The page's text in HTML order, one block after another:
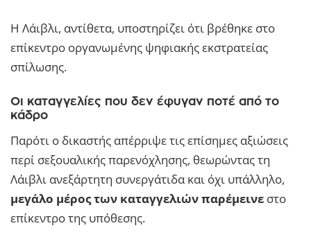
Η Λάιβλι, αντίθετα, υποστηρίζει ότι βρέθηκε στο
επίκεντρο οργανωμένης ψηφιακής εκστρατείας
σπίλωσης.
Οι καταγγελίες που δεν έφυγαν ποτέ από το
κάδρο
Παρότι ο δικαστής απέρριψε τις επίσημες αξιώσεις
περί σεξουαλικής παρενόχλησης, θεωρώντας τη
Λάιβλι ανεξάρτητη συνεργάτιδα και όχι υπάλληλο,
μεγάλο μέρος των καταγγελιών παρέμεινε στο
επίκεντρο της υπόθεσης.